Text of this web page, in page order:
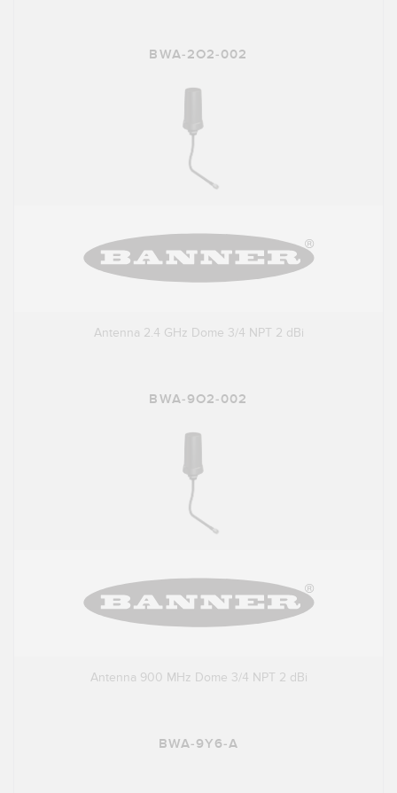
BWA-2O2-002
Antenna 2.4 GHz Dome 3/4 NPT 2 dBi
BWA-9O2-002
Antenna 900 MHz Dome 3/4 NPT 2 dBi
BWA-9Y6-A